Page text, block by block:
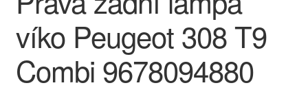
Reklamační řád
Vrakoviště Citroën
víko Peugeot 308 T9
Combi 9678094880